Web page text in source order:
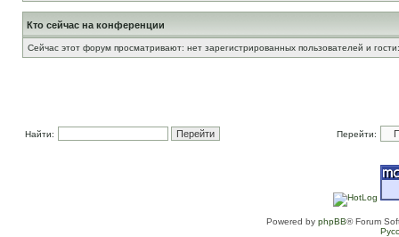
Кто сейчас на конференции
Сейчас этот форум просматривают: нет зарегистрированных пользователей и
Найти: Перейти:
Powered by phpBB® Forum